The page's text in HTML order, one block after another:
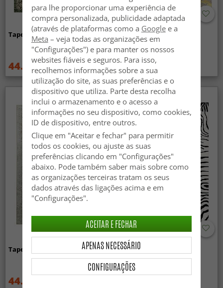
Tapete Wilton - Taknis (verde)
44.99 € 59.99 €
Tapete Wilton - Elena
(bege/dourado)
44.99 € 59.99 €
Tapete Wilton - Mateur (bege)
44.99 €
Tapete Wilton - Zebra
(preto/branco)
para lhe proporcionar uma experiência de
compra personalizada, publicidade adaptada
(através de plataformas como a Googlee a
Meta – veja todas as organizações em
"Configurações") e para manter os nossos
websites fiáveis e seguros. Para isso,
recolhemos informações sobre a sua
utilização do site, as suas preferências e o
dispositivo que utiliza. Parte desta recolha
inclui o armazenamento e o acesso a
informações no seu dispositivo, como cookies,
ID de dispositivo, entre outros.
Clique em "Aceitar e fechar" para permitir
todos os cookies, ou ajuste as suas
preferências clicando em "Configurações"
abaixo. Pode também saber mais sobre como
as organizações terceiras tratam os seus
dados através das ligações acima e em
"Configurações".
CONFIGURAÇÕES
APENAS NECESSÁRIO
ACEITAR E FECHAR